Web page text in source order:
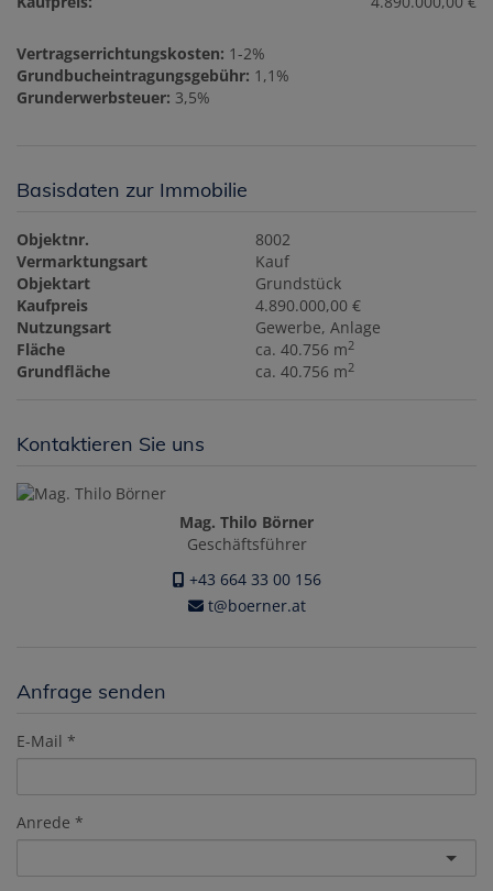
Vertragserrichtungskosten: 1-2%
Grundbucheintragungsgebühr: 1,1%
Grunderwerbsteuer: 3,5%
Basisdaten zur Immobilie
Objektnr.
8002
Vermarktungsart
Kauf
Objektart
Grundstück
Kaufpreis
4.890.000,00 €
Nutzungsart
Gewerbe Anlage
Fläche
ca. 40.756 m2
Grundfläche ca. 40.756 m2
Kontaktieren Sie uns
Mag. Thilo Börner
Geschäftsführer
+43 664 33 00 156
t@boerner.at
Anfrage senden
E-Mail
Anrede